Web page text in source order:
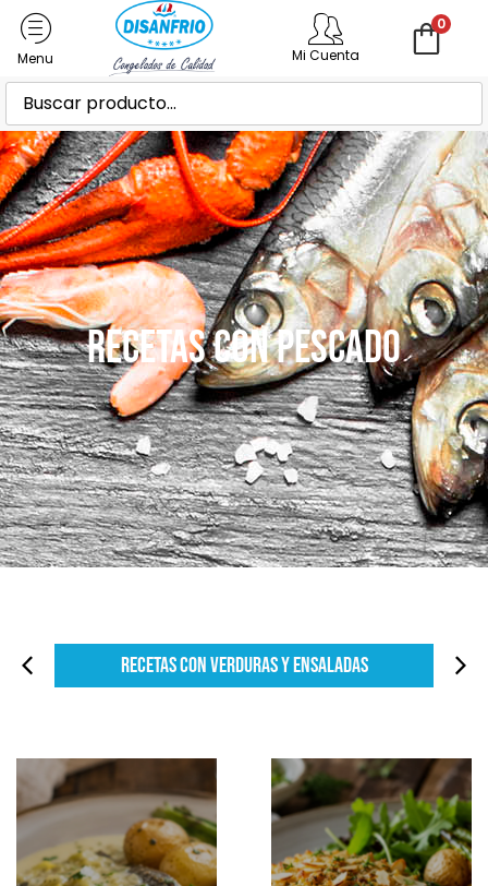
Mi Cuenta
0
Recetas con Pescado
Recetas con Verduras y Ensaladas